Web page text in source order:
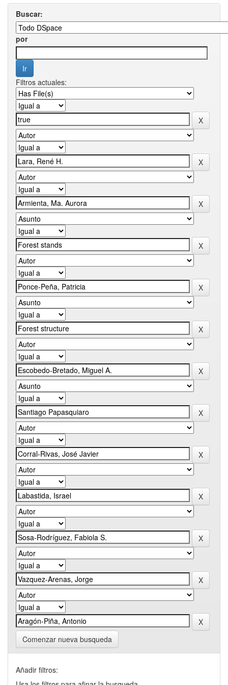
Buscar:
por
Filtros actuales:
Comenzar nueva busqueda
Añadir filtros: